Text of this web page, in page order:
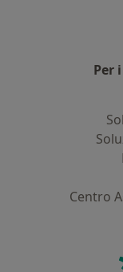
Per
Centro